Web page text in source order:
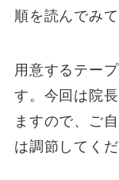
順を読んでみて
用意するテー
す。今回は院
ますので、ご
は調節してくだ